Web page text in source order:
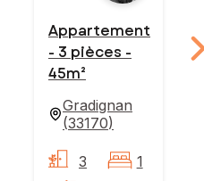
Appartement
- 3 pièces -
45m²
Gradignan
(33170)
3
1